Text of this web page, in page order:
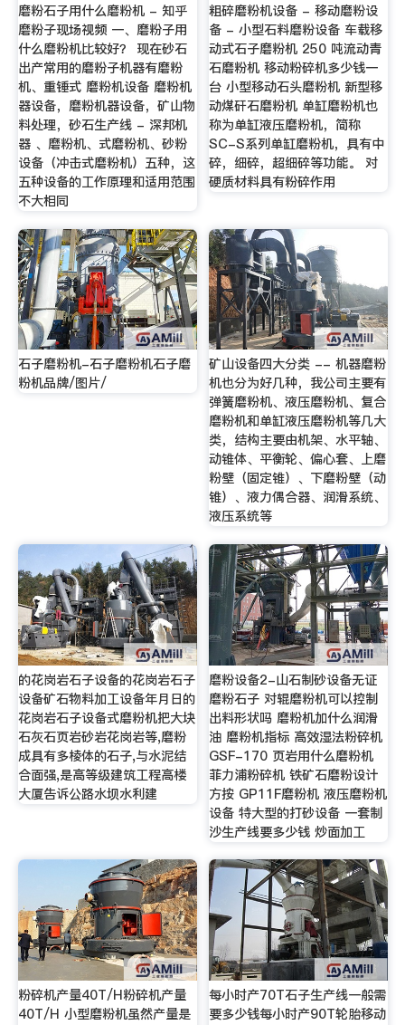
磨粉石子用什么磨粉机 - 知乎
磨粉子现场视频 一、磨粉子用
什么磨粉机比较好？ 现在砂石
出产常用的磨粉子机器有磨粉
机、重锤式 磨粉机设备 磨粉机
器设备，磨粉机器设备，矿山物
料处理，砂石生产线 - 深邦机
器 、磨粉机、式磨粉机、砂粉
设备（冲击式磨粉机）五种，这
五种设备的工作原理和适用范围
不大相同
粗碎磨粉机设备 - 移动磨粉设
备 - 小型石料磨粉设备 车载移
动式石子磨粉机 250 吨流动青
石磨粉机 移动粉碎机多少钱一
台 小型移动石头磨粉机 新型移
动煤矸石磨粉机 单缸磨粉机也
称为单缸液压磨粉机，简称
SC-S系列单缸磨粉机，具有中
碎，细碎，超细碎等功能。 对
硬质材料具有粉碎作用
石子磨粉机-石子磨粉机石子磨
粉机品牌/图片/
矿山设备四大分类 -- 机器磨粉
机也分为好几种，我公司主要有
弹簧磨粉机、液压磨粉机、复合
磨粉机和单缸液压磨粉机等几大
类，结构主要由机架、水平轴、
动锥体、平衡轮、偏心套、上磨
粉壁（固定锥）、下磨粉壁（动
锥）、液力偶合器、润滑系统、
液压系统等
的花岗岩石子设备的花岗岩石子
设备矿石物料加工设备年月日的
花岗岩石子设备式磨粉机把大块
石灰石页岩砂岩花岗岩等,磨粉
成具有多棱体的石子,与水泥结
合面强,是高等级建筑工程高楼
大厦告诉公路水坝水利建
磨粉设备2-山石制砂设备无证
磨粉石子 对辊磨粉机可以控制
出料形状吗 磨粉机加什么润滑
油 磨粉机指标 高效湿法粉碎机
GSF-170 页岩用什么磨粉机
菲力浦粉碎机 铁矿石磨粉设计
方按 GP11F磨粉机 液压磨粉机
设备 特大型的打砂设备 一套制
沙生产线要多少钱 炒面加工
粉碎机产量40T/H粉碎机产量
40T/H 小型磨粉机虽然产量是
每小时产70T石子生产线一般需
要多少钱每小时产90T轮胎移动